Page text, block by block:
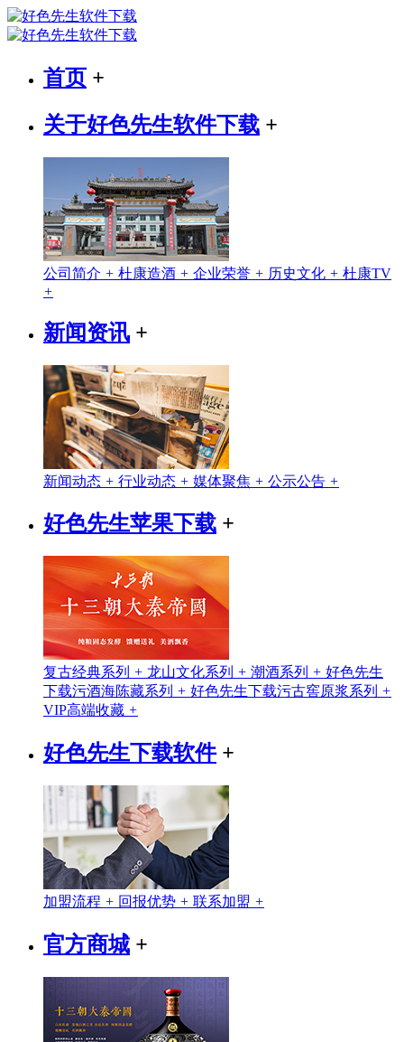
首页 +
关于好色先生软件下载 +
公司简介 + 杜康造酒 + 企业荣誉 + 历史文化 + 杜康TV
+
新闻资讯 +
新闻动态 + 行业动态 + 媒体聚焦 + 公示公告 +
好色先生苹果下载 +
复古经典系列 + 龙山文化系列 + 潮酒系列 + 好色先生
下载污酒海陈藏系列 + 好色先生下载污古窖原浆系列 +
VIP高端收藏 +
好色先生下载软件+
加盟流程 + 回报优势 + 联系加盟 +
官方商城 +